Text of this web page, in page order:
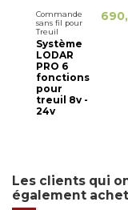
Commande
sans fil pour
Treuil
Système
LODAR
PRO 6
fonctions
pour
treuil 8v -
24v
Les clients qui
également